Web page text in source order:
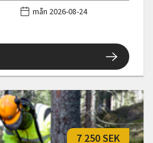
mån 2026-08-24
7 250 SEK